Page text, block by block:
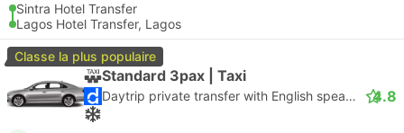
Sintra Hotel Transfer
Lagos Hotel Transfer, Lagos
Classe la plus populaire
Standard 3pax | Taxi
Daytrip private transfer with English speaking driver 4.8